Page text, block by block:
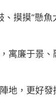
、摸摸“懸
寓廉于景
，更好